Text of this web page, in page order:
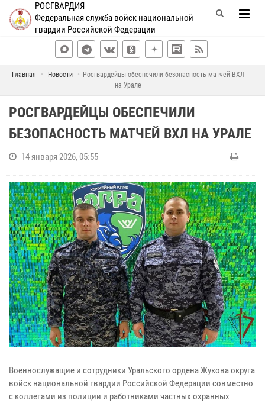
РОСГВАРДИЯ
Федеральная служба войск национальной
гвардии Российской Федерации
Главная Новости
Росгвардейцы обеспечили безопасность матчей ВХЛ
на Урале
РОСГВАРДЕЙЦЫ ОБЕСПЕЧИЛИ
БЕЗОПАСНОСТЬ МАТЧЕЙ ВХЛ НА УРАЛЕ
14 января 2026, 05:55
Военнослужащие и сотрудники Уральского ордена Жукова округа
войск национальной гвардии Российской Федерации совместно
с коллегами из полиции и работниками частных охранных